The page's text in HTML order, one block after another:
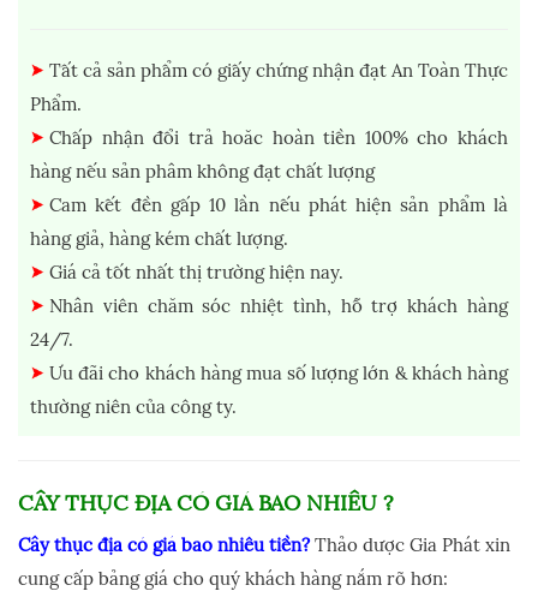
Tất cả sản phẩm có giấy chứng nhận đạt An Toàn Thực
Phẩm.
Chấp nhận đổi trả hoăc hoàn tiền 100% cho khách
hàng nếu sản phâm không đạt chất lượng
Cam kết đền gấp 10 lần nếu phát hiện sản phẩm là
hàng giả, hàng kém chất lượng.
Giá cả tốt nhất thị trường hiện nay.
Nhân viên chăm sóc nhiệt tình, hỗ trợ khách hàng
24/7.
Ưu đãi cho khách hàng mua số lượng lớn & khách hàng
thường niên của công ty.
CÂY THỤC ĐỊA CÓ GIÁ BAO NHIÊU ?
Cây thục địa có giá bao nhiêu tiền? Thảo dược Gia Phát xin
cung cấp bảng giá cho quý khách hàng nắm rõ hơn: